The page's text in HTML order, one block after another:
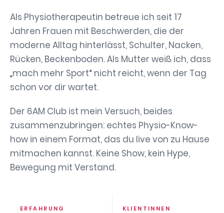
Als Physiotherapeutin betreue ich seit 17
Jahren Frauen mit Beschwerden, die der
moderne Alltag hinterlässt, Schulter, Nacken,
Rücken, Beckenboden. Als Mutter weiß ich, dass
„mach mehr Sport“ nicht reicht, wenn der Tag
schon vor dir wartet.
Der 6AM Club ist mein Versuch, beides
zusammenzubringen: echtes Physio-Know-
how in einem Format, das du live von zu Hause
mitmachen kannst. Keine Show, kein Hype,
Bewegung mit Verstand.
ERFAHRUNG KLIENTINNEN